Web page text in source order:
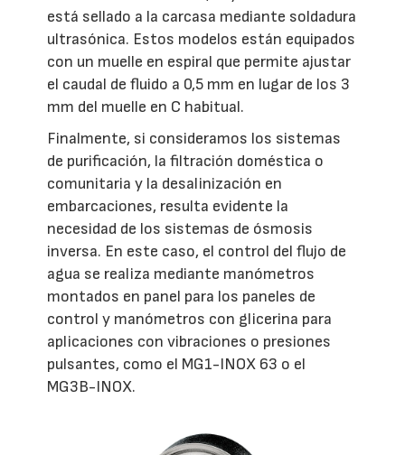
está sellado a la carcasa mediante soldadura
ultrasónica. Estos modelos están equipados
con un muelle en espiral que permite ajustar
el caudal de fluido a 0,5 mm en lugar de los 3
mm del muelle en C habitual.
Finalmente, si consideramos los sistemas
de purificación, la filtración doméstica o
comunitaria y la desalinización en
embarcaciones, resulta evidente la
necesidad de los sistemas de ósmosis
inversa. En este caso, el control del flujo de
agua se realiza mediante manómetros
montados en panel para los paneles de
control y manómetros con glicerina para
aplicaciones con vibraciones o presiones
pulsantes, como el MG1-INOX 63 o el
MG3B-INOX.